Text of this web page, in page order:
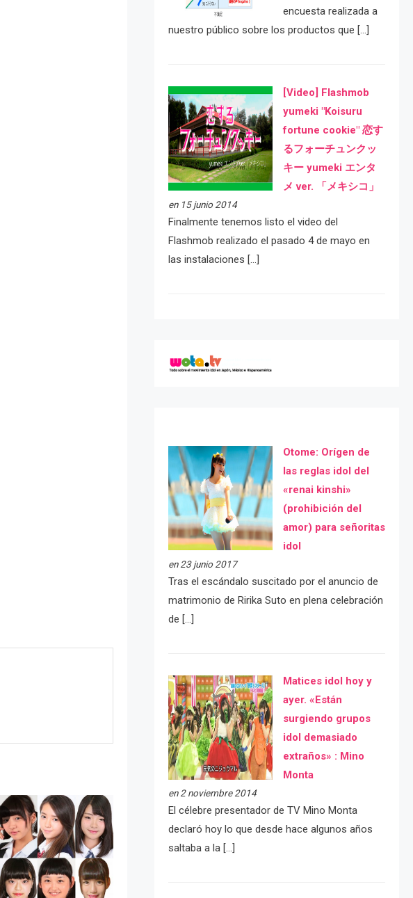
encuesta realizada a
nuestro público sobre los productos que […]
[Video] Flashmob
yumeki "Koisuru
fortune cookie" 恋す
るフォーチュンクッ
キー yumeki エンタ
メ ver. 「メキシコ」
en 15 junio 2014
Finalmente tenemos listo el video del
Flashmob realizado el pasado 4 de mayo en
las instalaciones […]
Otome: Orígen de
las reglas idol del
«renai kinshi»
(prohibición del
amor) para señoritas
idol
en 23 junio 2017
Tras el escándalo suscitado por el anuncio de
matrimonio de Ririka Suto en plena celebración
de […]
Matices idol hoy y
ayer. «Están
surgiendo grupos
idol demasiado
extraños» : Mino
Monta
en 2 noviembre 2014
El célebre presentador de TV Mino Monta
declaró hoy lo que desde hace algunos años
saltaba a la […]